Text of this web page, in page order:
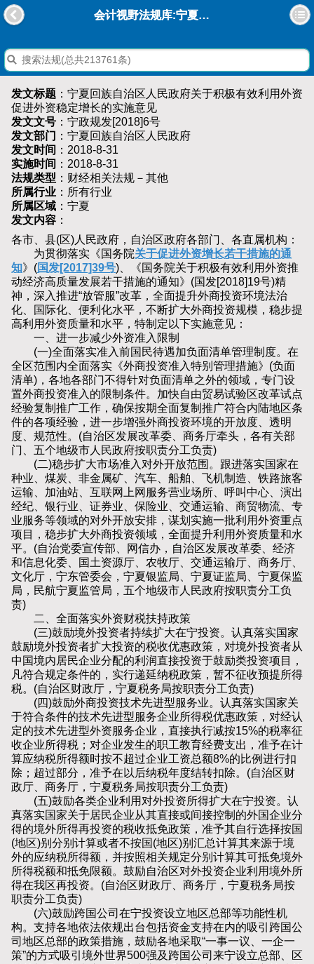
会计视野法规库:宁夏回族自治区人民政府关于积极有效利用外资促进外资稳定增长的实施意见
发文标题 ：宁夏回族自治区人民政府关于积极有效利用外资
促进外资稳定增长的实施意见
发文文号 ：宁政规发[2018]6号
发文部门 ：宁夏回族自治区人民政府
发文时间 ：2018-8-31
实施时间 ：2018-8-31
法规类型 ：财经相关法规－其他
所属行业 ：所有行业
所属区域 ：宁夏
发文内容 ：
各市、县(区)人民政府，自治区政府各部门、各直属机构：
为贯彻落实《国务院关于促进外资增长若干措施的通
知》(国发[2017]39号)、《国务院关于积极有效利用外资推
动经济高质量发展若干措施的通知》(国发[2018]19号)精
神，深入推进“放管服”改革，全面提升外商投资环境法治
化、国际化、便利化水平，不断扩大外商投资规模，稳步提
高利用外资质量和水平，特制定以下实施意见：
一、进一步减少外资准入限制
(一)全面落实准入前国民待遇加负面清单管理制度。在
全区范围内全面落实《外商投资准入特别管理措施》(负面
清单)，各地各部门不得针对负面清单之外的领域，专门设
置外商投资准入的限制条件。加快自由贸易试验区改革试点
经验复制推广工作，确保按期全面复制推广符合内陆地区条
件的各项经验，进一步增强外商投资环境的开放度、透明
度、规范性。(自治区发展改革委、商务厅牵头，各有关部
门、五个地级市人民政府按职责分工负责)
(二)稳步扩大市场准入对外开放范围。跟进落实国家在
种业、煤炭、非金属矿、汽车、船舶、飞机制造、铁路旅客
运输、加油站、互联网上网服务营业场所、呼叫中心、演出
经纪、银行业、证券业、保险业、交通运输、商贸物流、专
业服务等领域的对外开放安排，谋划实施一批利用外资重点
项目，稳步扩大外商投资领域，全面提升利用外资质量和水
平。(自治党委宣传部、网信办，自治区发展改革委、经济
和信息化委、国土资源厅、农牧厅、交通运输厅、商务厅、
文化厅，宁东管委会，宁夏银监局、宁夏证监局、宁夏保监
局，民航宁夏监管局，五个地级市人民政府按职责分工负
责)
二、全面落实外资财税扶持政策
(三)鼓励境外投资者持续扩大在宁投资。认真落实国家
鼓励境外投资者扩大投资的税收优惠政策，对境外投资者从
中国境内居民企业分配的利润直接投资于鼓励类投资项目，
凡符合规定条件的，实行递延纳税政策，暂不征收预提所得
税。(自治区财政厅，宁夏税务局按职责分工负责)
(四)鼓励外商投资技术先进型服务业。认真落实国家关
于符合条件的技术先进型服务企业所得税优惠政策，对经认
定的技术先进型外资服务企业，直接执行减按15%的税率征
收企业所得税；对企业发生的职工教育经费支出，准予在计
算应纳税所得额时按不超过企业工资总额8%的比例进行扣
除；超过部分，准予在以后纳税年度结转扣除。(自治区财
政厅、商务厅，宁夏税务局按职责分工负责)
(五)鼓励各类企业利用对外投资所得扩大在宁投资。认
真落实国家关于居民企业从其直接或间接控制的外国企业分
得的境外所得再投资的税收抵免政策，准予其自行选择按国
(地区)别分别计算或者不按国(地区)别汇总计算其来源于境
外的应纳税所得额，并按照相关规定分别计算其可抵免境外
所得税额和抵免限额。鼓励自治区对外投资企业利用境外所
得在我区再投资。(自治区财政厅、商务厅，宁夏税务局按
职责分工负责)
(六)鼓励跨国公司在宁投资设立地区总部等功能性机
构。支持各地依法依规出台包括资金支持在内的吸引跨国公
司地区总部的政策措施，鼓励各地采取“一事一议、一企一
策”的方式吸引境外世界500强及跨国公司来宁设立总部、区